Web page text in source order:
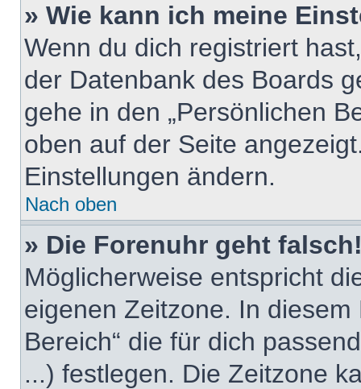
» Wie kann ich meine
Wenn du dich registriert
der Datenbank des Boards
gehe in den „Persönlichen
oben auf der Seite
Einstellungen ändern.
Nach oben
» Die Forenuhr geht
Möglicherweise entspricht
eigenen Zeitzone. In
Bereich“ die für dich
...) festlegen. Die Zeitzone